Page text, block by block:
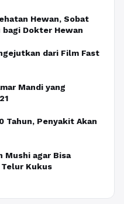
Hewan, Sobat
bagi Dokter Hewan
dari Film Fast
Mandi yang
Tahun, Penyakit Akan
Mushi agar Bisa
Kukus